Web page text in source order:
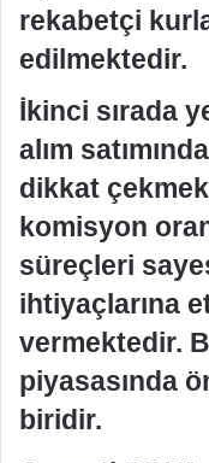
rekabetçi
edilmektedir.
İkinci sırada
alım
dikkat
komisyon
süreçleri
ihtiyaçlarına
vermektedir.
piyasasında
biridir.